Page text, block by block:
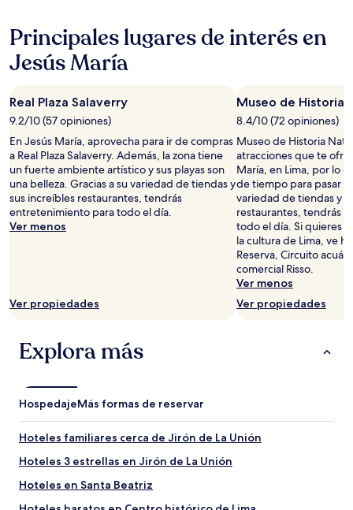
24
horas,
con
base
una
de
1
noche
para
2
adultos.
Los
precios
a
términos
adicionales.
Principales lugares de interés en
Jesús María
Real Plaza Salaverry
9.2/10 (57 opiniones)
En Jesús María, aprovecha para ir de compras
a Real Plaza Salaverry. Además, la zona tiene
un fuerte ambiente artístico y sus playas son
una belleza. Gracias a su variedad de tiendas y
sus increíbles restaurantes, tendrás
entretenimiento para todo el día.
Ver menos
Ver propiedades
Museo de Historia
8.4/10 (72 opiniones)
Museo de Historia
atracciones que te
María, en Lima, por lo
de tiempo para pasar
variedad de tiendas y
restaurantes, tendrás
todo el día. Si quieres
la cultura de Lima, ve
Reserva, Circuito
comercial Risso.
Ver menos
Ver propiedades
Explora más
HospedajeMás formas de reservar
Hoteles familiares cerca de Jirón de La Unión
Hoteles 3 estrellas en Jirón de La Unión
Hoteles en Santa Beatriz